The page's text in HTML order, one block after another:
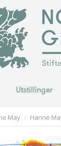
Utstillinger
May Hanne
Utstillinger